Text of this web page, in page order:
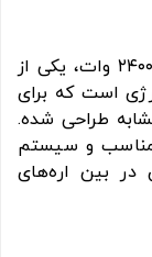
زنجیری برقی Arva مدل ۵۷۰۳ با موتور ۲۴۰۰ وات، یکی از
است که برای
طراحی شده.
مناسب و سیستم
در بین اره‌های